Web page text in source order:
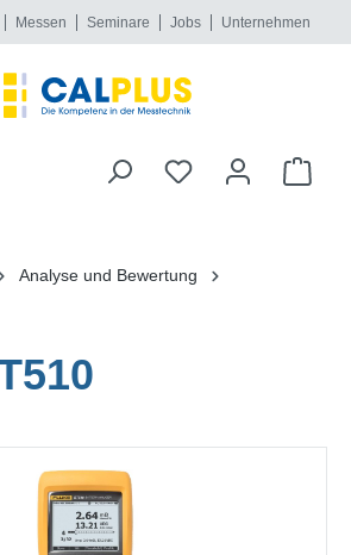
Messen Seminare Jobs Unternehmen
Analyse und Bewertung